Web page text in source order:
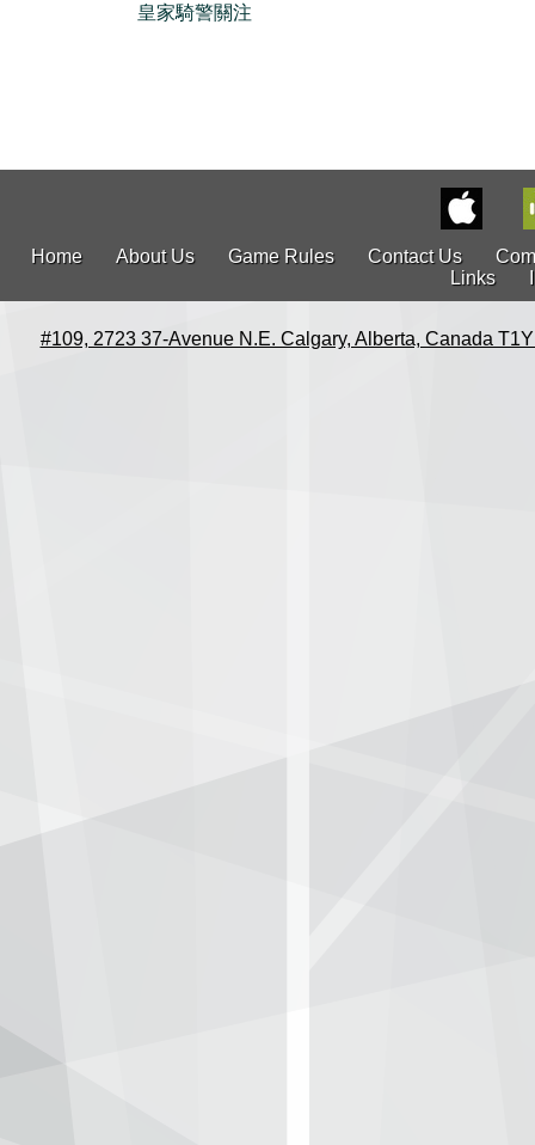
皇家騎警關注
Home About Us Game Rules Contact Us
Links
#109, 2723 37-Avenue N.E. Calgary, Alberta, Canada